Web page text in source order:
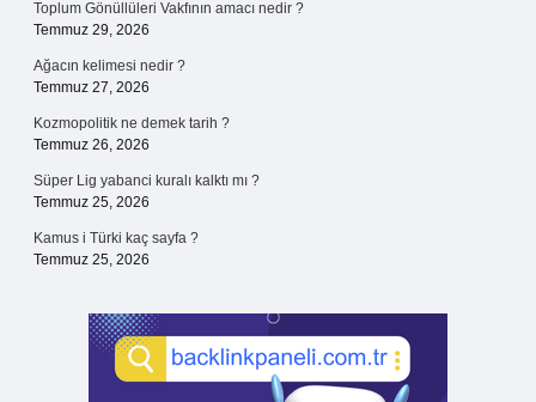
Toplum Gönüllüleri Vakfının amacı nedir ?
Temmuz 29, 2026
Ağacın kelimesi nedir ?
Temmuz 27, 2026
Kozmopolitik ne demek tarih ?
Temmuz 26, 2026
Süper Lig yabanci kuralı kalktı mı ?
Temmuz 25, 2026
Kamus i Türki kaç sayfa ?
Temmuz 25, 2026